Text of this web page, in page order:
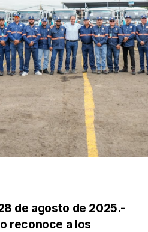
de agosto de 2025.-
reconoce a los